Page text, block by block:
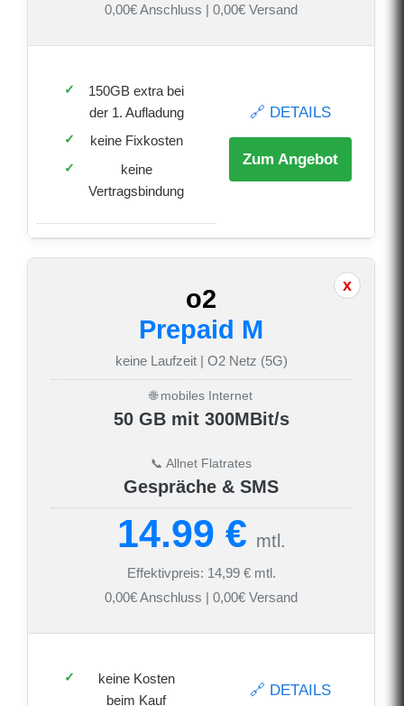
0,00€ Anschluss | 0,00€ Versand
150GB extra bei
der 1. Aufladung
keine Fixkosten
keine
Vertragsbindung
🔗 DETAILS
Zum Angebot
o2
Prepaid M
keine Laufzeit | O2 Netz (5G)
🌐 mobiles Internet
50 GB mit 300MBit/s
📞 Allnet Flatrates
Gespräche & SMS
14.99 € mtl.
Effektivpreis: 14,99 € mtl.
0,00€ Anschluss | 0,00€ Versand
keine Kosten
beim Kauf
🔗 DETAILS